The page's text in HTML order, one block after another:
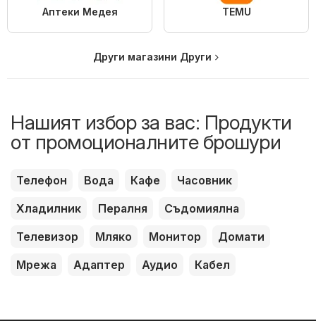
Аптеки Медея TEMU
Други магазини Други
Нашият избор за вас: Продукти
от промоционалните брошури
Телефон Вода Кафе
Часовник
Хладилник
Пералня
Съдомиялна
Телевизор
Мляко Монитор
Домати
Мрежа
Адаптер Аудио Кабел